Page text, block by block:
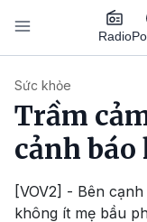
Nhảy đến nội dung
Radio
Sức khỏe
Trầm
cảnh báo
[VOV2] - Bên
không ít mẹ bầu